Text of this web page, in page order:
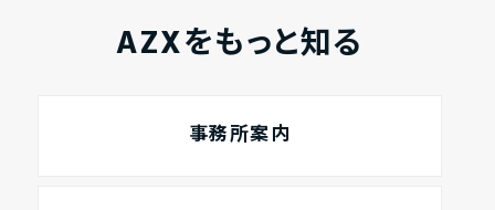
AZXをもっと知る
事務所案内